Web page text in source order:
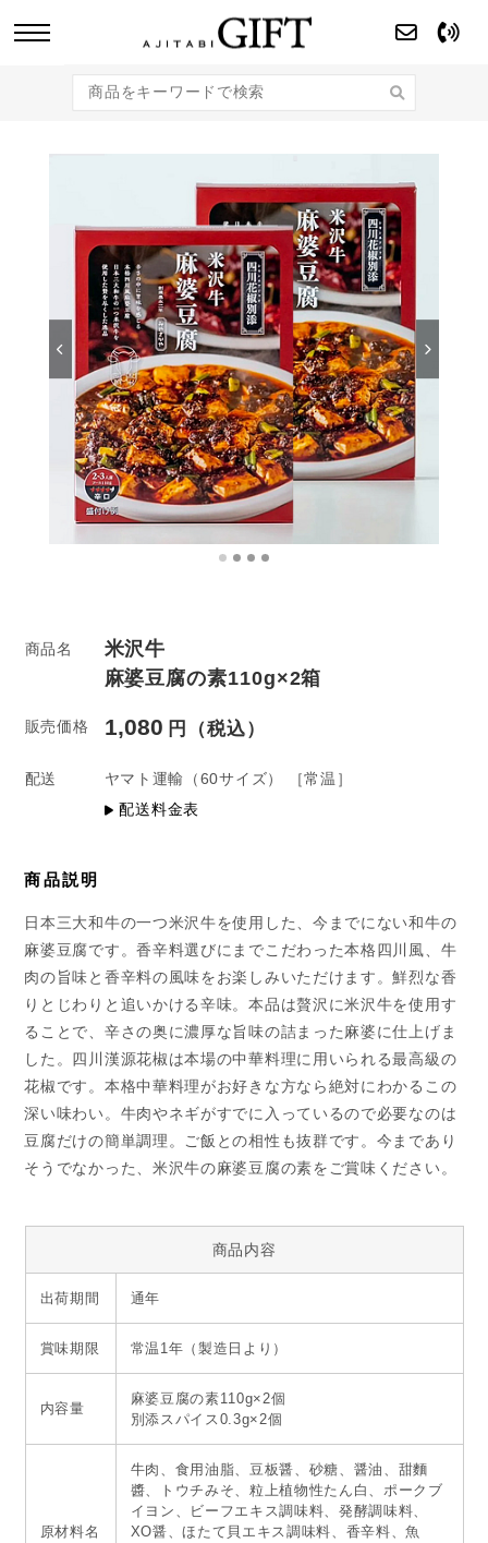
のギフト商品をご提案します。
商品名
米沢牛
麻婆豆腐の素110g×2箱
販売価格 1,080
配送 ヤマト運輸 （60サイズ）
［常温］
配送料金表
商品説明
日本三大和牛の一つ米沢牛を使用した、今までにない和牛の
麻婆豆腐です。香辛料選びにまでこだわった本格四川風、牛
肉の旨味と香辛料の風味をお楽しみいただけます。鮮烈な香
りとじわりと追いかける辛味。本品は贅沢に米沢牛を使用す
ることで、辛さの奥に濃厚な旨味の詰まった麻婆に仕上げま
した。四川漢源花椒は本場の中華料理に用いられる最高級の
花椒です。本格中華料理がお好きな方なら絶対にわかるこの
深い味わい。牛肉やネギがすでに入っているので必要なのは
豆腐だけの簡単調理。ご飯との相性も抜群です。今まであり
そうでなかった、米沢牛の麻婆豆腐の素をご賞味ください。
商品内容
出荷期間 通年
賞味期限 常温1年（製造日より）
内容量
麻婆豆腐の素110g×2個
別添スパイス0.3g×2個
原材料名
牛肉、食用油脂、豆板醤、砂糖、醤油、甜麵
醬、トウチみそ、粒上植物性たん白、ポークブ
イヨン、ビーフエキス調味料、発酵調味料、
XO醤、ほたて貝エキス調味料、香辛料、魚